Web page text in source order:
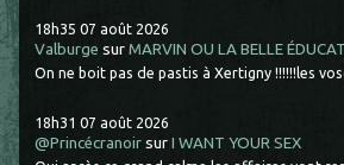
18h35 07 août 2026
Valburge surMARVIN OU LA BELLE
On ne boit pas de pastis à Xertigny !!!!!!les
18h31 07 août 2026
@Princécranoir surI WANT YOUR SEX